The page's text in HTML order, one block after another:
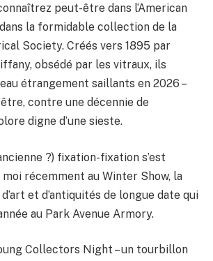
peut-être dans l’American
la formidable collection de la
Society. Créés vers 1895 par
obsédé par les vitraux, ils
étrangement saillants en 2026 –
contre une décennie de
digne d’une sieste.
?) fixation-fixation s’est
récemment au Winter Show, la
et d’antiquités de longue date qui
au Park Avenue Armory.
Collectors Night – un tourbillon